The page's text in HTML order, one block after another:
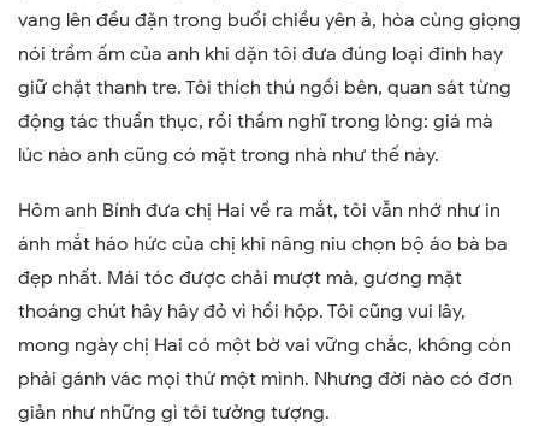
vang lên đều đặn trong buổi chiều yên ả, hòa cùng giọng
nói trầm ấm của anh khi dặn tôi đưa đúng loại đinh hay
giữ chặt thanh tre. Tôi thích thú ngồi bên, quan sát từng
động tác thuần thục, rồi thầm nghĩ trong lòng: giá mà
lúc nào anh cũng có mặt trong nhà như thế này.
Hôm anh Bính đưa chị Hai về ra mắt, tôi vẫn nhớ như in
ánh mắt háo hức của chị khi nâng niu chọn bộ áo bà ba
đẹp nhất. Mái tóc được chải mượt mà, gương mặt
thoáng chút hây hây đỏ vì hồi hộp. Tôi cũng vui lây,
mong ngày chị Hai có một bờ vai vững chắc, không còn
phải gánh vác mọi thứ một mình. Nhưng đời nào có đơn
giản như những gì tôi tưởng tượng.